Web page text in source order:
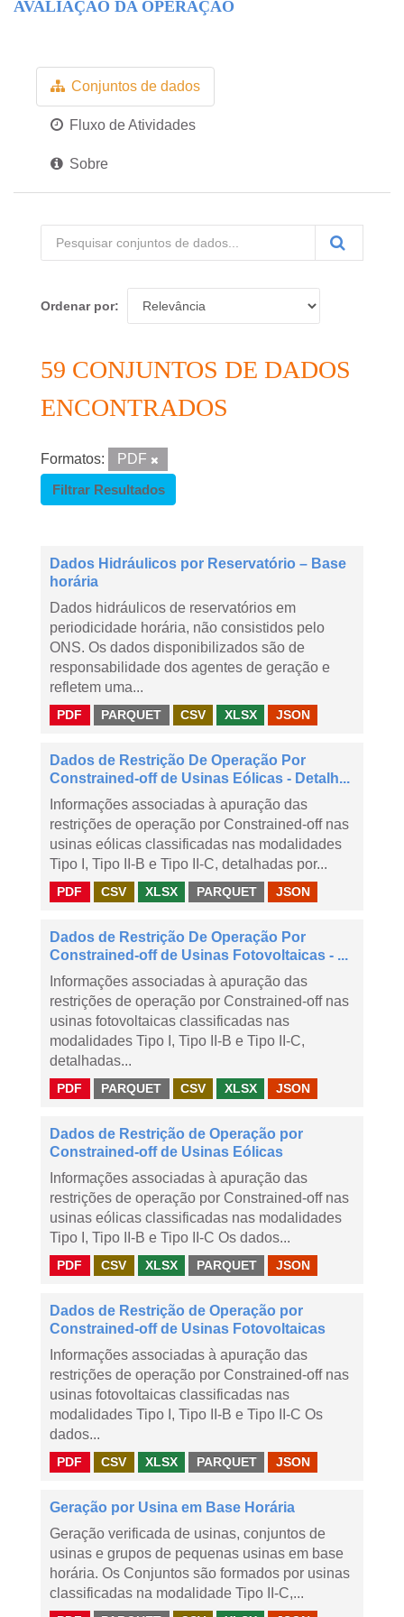
AVALIAÇÃO DA OPERAÇÃO
Conjuntos de dados
Fluxo de Atividades
Sobre
Ordenar por
59 CONJUNTOS DE DADOS
ENCONTRADOS
Formatos:
PDF
Filtrar Resultados
Dados Hidráulicos por Reservatório – Base
horária
Dados hidráulicos de reservatórios em
periodicidade horária, não consistidos pelo
ONS. Os dados disponibilizados são de
responsabilidade dos agentes de geração e
refletem uma...
PDF PARQUET CSV XLSX JSON
Dados de Restrição De Operação Por
Constrained-off de Usinas Eólicas - Detalh...
Informações associadas à apuração das
restrições de operação por Constrained-off nas
usinas eólicas classificadas nas modalidades
Tipo I, Tipo II-B e Tipo II-C, detalhadas por...
PDF CSV XLSX PARQUET JSON
Dados de Restrição De Operação Por
Constrained-off de Usinas Fotovoltaicas - ...
Informações associadas à apuração das
restrições de operação por Constrained-off nas
usinas fotovoltaicas classificadas nas
modalidades Tipo I, Tipo II-B e Tipo II-C,
detalhadas...
PDF PARQUET CSV XLSX JSON
Dados de Restrição de Operação por
Constrained-off de Usinas Eólicas
Informações associadas à apuração das
restrições de operação por Constrained-off nas
usinas eólicas classificadas nas modalidades
Tipo I, Tipo II-B e Tipo II-C Os dados...
PDF CSV XLSX PARQUET JSON
Dados de Restrição de Operação por
Constrained-off de Usinas Fotovoltaicas
Informações associadas à apuração das
restrições de operação por Constrained-off nas
usinas fotovoltaicas classificadas nas
modalidades Tipo I, Tipo II-B e Tipo II-C Os
dados...
PDF CSV XLSX PARQUET JSON
Geração por Usina em Base Horária
Geração verificada de usinas, conjuntos de
usinas e grupos de pequenas usinas em base
horária. Os Conjuntos são formados por usinas
classificadas na modalidade Tipo II-C,...